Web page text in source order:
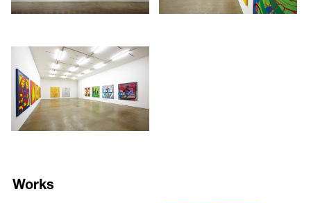
ㅛ>다. 어떤 딩뱃인지는 잘 모르겠지만, 한글 자판의 “ㅠㅛㄷㅗㄷㅣㅣ
뱃 이미지를 확대·전사해 일종의 다이어그램을 구성했다. 그리고 특정
한 색채를 적용해 그림을 완성했다. 화가는 물감을 모으는 수집벽이 있
는데, 작품에 색상을 구현할 때, 물감을 섞지 않고 특정 조합을 구성해
적용하는 유형학적 분류의 습관이 있다. 고로, 물감을 기준으로 보자면,
딩뱃으로 만든 다이어그램은 수집된 물감의 데이터베이스에 조응하는
스킨(skin) 혹은 인터페이스(interface) 혹은 스와치(swatch)로 기능한다.
그런고로, 박미나의 ‘딩뱃 회화’에서 중요한 것은 상이한 매트릭스
형태로 시장에서 유통되는 물감의 체계라는 매트릭스가 그에 중첩되는
/upload/installations/ea93118f627cc8d47400cfaeae8e28ae.jpg
Works